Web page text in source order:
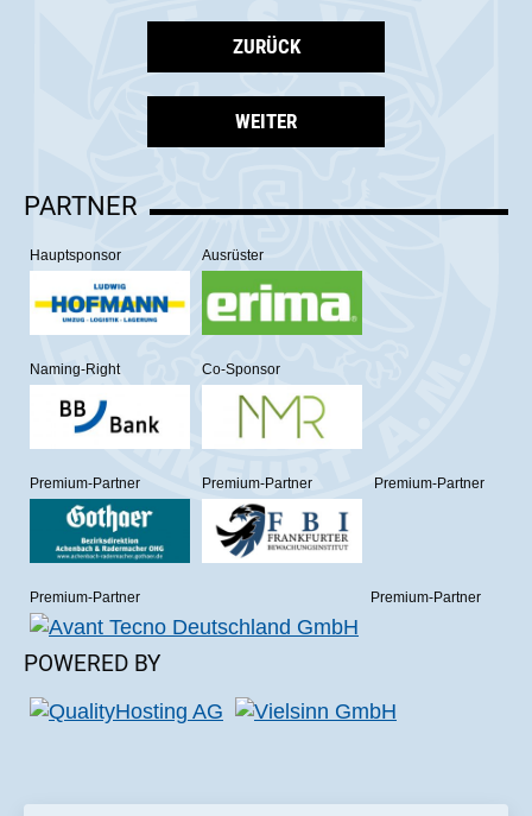
ZURÜCK
WEITER
PARTNER
Hauptsponsor Ausrüster
Naming-Right Co-Sponsor
Premium-Partner Premium-Partner Premium-Partner
Premium-Partner Premium-Partner
POWERED BY